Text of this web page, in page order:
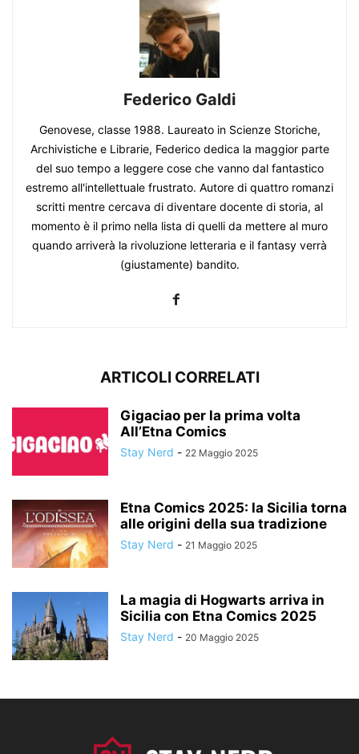
Federico Galdi
Genovese, classe 1988. Laureato in Scienze Storiche,
Archivistiche e Librarie, Federico dedica la maggior parte
del suo tempo a leggere cose che vanno dal fantastico
estremo all'intellettuale frustrato. Autore di quattro romanzi
scritti mentre cercava di diventare docente di storia, al
momento è il primo nella lista di quelli da mettere al muro
quando arriverà la rivoluzione letteraria e il fantasy verrà
(giustamente) bandito.
ARTICOLI CORRELATI
Gigaciao per la prima volta
All’Etna Comics
Stay Nerd - 22 Maggio 2025
Etna Comics 2025: la Sicilia torna
alle origini della sua tradizione
Stay Nerd - 21 Maggio 2025
La magia di Hogwarts arriva in
Sicilia con Etna Comics 2025
Stay Nerd - 20 Maggio 2025